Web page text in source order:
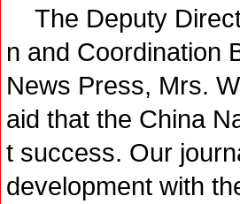
The Deputy
n and Coordination
News Press, Mrs.
aid that the China
t success. Our
development with